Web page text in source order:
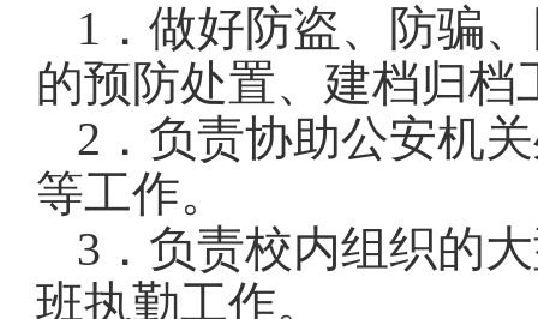
1 ．做好防盗、防骗
的预防处置、建档归档
2 ．负责协助公安机
等工作。
3 ．负责校内组织的
班执勤工作。